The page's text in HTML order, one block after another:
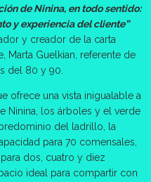
de Ninina, en todo sentido:
y experiencia del cliente”
y creador de la carta
Marta Guelkian, referente de
del 80 y 90.
ofrece una vista inigualable a
Ninina, los árboles y el verde
del ladrillo, la
para 70 comensales,
dos, cuatro y diez
ideal para compartir con